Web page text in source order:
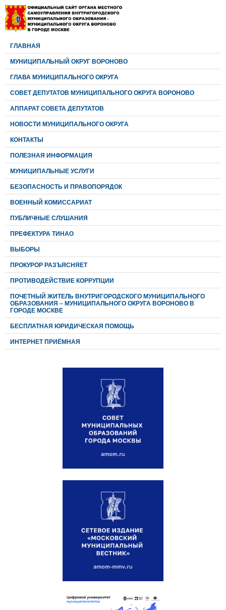
ГЛАВНАЯ
МУНИЦИПАЛЬНЫЙ ОКРУГ ВОРОНОВО
ГЛАВА МУНИЦИПАЛЬНОГО ОКРУГА
CОВЕТ ДЕПУТАТОВ МУНИЦИПАЛЬНОГО ОКРУГА ВОРОНОВО
АППАРАТ СОВЕТА ДЕПУТАТОВ
НОВОСТИ МУНИЦИПАЛЬНОГО ОКРУГА
КОНТАКТЫ
ПОЛЕЗНАЯ ИНФОРМАЦИЯ
МУНИЦИПАЛЬНЫЕ УСЛУГИ
БЕЗОПАСНОСТЬ И ПРАВОПОРЯДОК
ВОЕННЫЙ КОМИССАРИАТ
ПУБЛИЧНЫЕ СЛУШАНИЯ
ПРЕФЕКТУРА ТИНАО
ВЫБОРЫ
ПРОКУРОР РАЗЪЯСНЯЕТ
ПРОТИВОДЕЙСТВИЕ КОРРУПЦИИ
ПОЧЕТНЫЙ ЖИТЕЛЬ ВНУТРИГОРОДСКОГО МУНИЦИПАЛЬНОГО
ОБРАЗОВАНИЯ – МУНИЦИПАЛЬНОГО ОКРУГА ВОРОНОВО В
ГОРОДЕ МОСКВЕ
БЕСПЛАТНАЯ ЮРИДИЧЕСКАЯ ПОМОЩЬ
ИНТЕРНЕТ ПРИЁМНАЯ